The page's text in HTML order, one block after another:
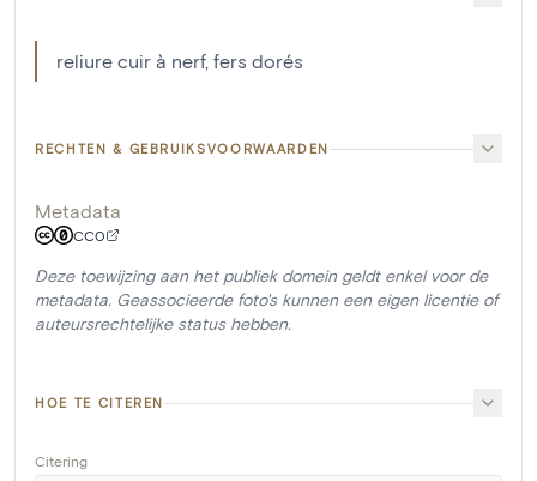
reliure cuir à nerf, fers dorés
RECHTEN & GEBRUIKSVOORWAARDEN
Metadata
CC0
Deze toewijzing aan het publiek domein geldt enkel voor de
metadata. Geassocieerde foto's kunnen een eigen licentie of
auteursrechtelijke status hebben.
HOE TE CITEREN
Citering